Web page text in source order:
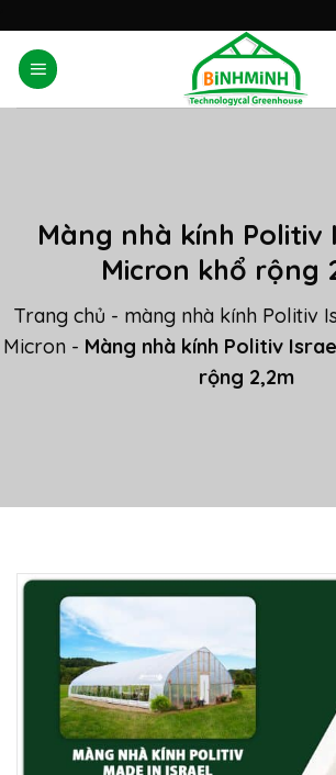
content
Màng nhà kính Politiv
Micron khổ rộng
Trang chủ - màng nhà kính Politiv
Micron - Màng nhà kính Politiv
rộng 2,2m